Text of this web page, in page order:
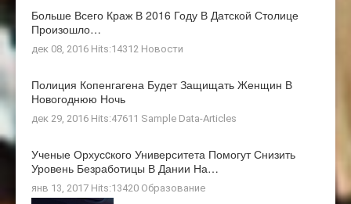
Больше Всего Краж В 2016 Году В Датской Столице
Произошло…
дек 08, 2016 Hits:14312 Новости
Полиция Копенгагена Будет Защищать Женщин В
Новогоднюю Ночь
дек 29, 2016 Hits:47611 Sample Data-Articles
Ученые Орхусcкого Университета Помогут Снизить
Уровень Безработицы В Дании На…
янв 13, 2017 Hits:13420 Образование